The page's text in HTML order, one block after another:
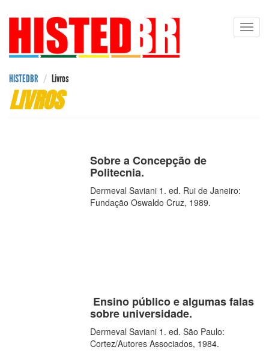
Pular
conteúdo
HISTEDBR Livros
LIVROS
Sobre a Concepção de
Politecnia.
Dermeval Saviani 1. ed. Rui de Janeiro:
Fundação Oswaldo Cruz, 1989.
Ensino público e algumas falas
sobre universidade.
Dermeval Saviani 1. ed. São Paulo:
Cortez/Autores Associados, 1984.